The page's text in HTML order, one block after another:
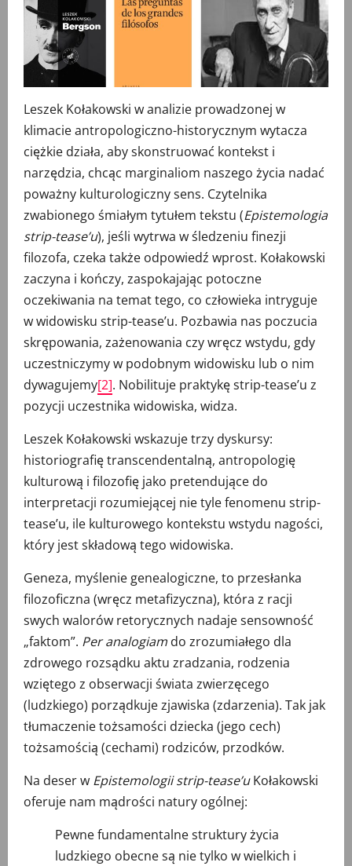
Leszek Kołakowski w analizie prowadzonej w
klimacie antropologiczno-historycznym wytacza
ciężkie działa, aby skonstruować kontekst i
narzędzia, chcąc marginaliom naszego życia nadać
poważny kulturologiczny sens. Czytelnika
zwabionego śmiałym tytułem tekstu (Epistemologia
strip-tease’u), jeśli wytrwa w śledzeniu finezji
filozofa, czeka także odpowiedź wprost. Kołakowski
zaczyna i kończy, zaspokajając potoczne
oczekiwania na temat tego, co człowieka intryguje
w widowisku strip-tease’u. Pozbawia nas poczucia
skrępowania, zażenowania czy wręcz wstydu, gdy
uczestniczymy w podobnym widowisku lub o nim
dywagujemy[2]. Nobilituje praktykę strip-tease’u z
pozycji uczestnika widowiska, widza.
Leszek Kołakowski wskazuje trzy dyskursy:
historiografię transcendentalną, antropologię
kulturową i filozofię jako pretendujące do
interpretacji rozumiejącej nie tyle fenomenu strip-
tease’u, ile kulturowego kontekstu wstydu nagości,
który jest składową tego widowiska.
Geneza, myślenie genealogiczne, to przesłanka
filozoficzna (wręcz metafizyczna), która z racji
swych walorów retorycznych nadaje sensowność
„faktom”. Per analogiam do zrozumiałego dla
zdrowego rozsądku aktu zradzania, rodzenia
wziętego z obserwacji świata zwierzęcego
(ludzkiego) porządkuje zjawiska (zdarzenia). Tak jak
tłumaczenie tożsamości dziecka (jego cech)
tożsamością (cechami) rodziców, przodków.
Na deser w Epistemologii strip-tease’uKołakowski
oferuje nam mądrości natury ogólnej:
Pewne fundamentalne struktury życia
ludzkiego obecne są nie tylko w wielkich i